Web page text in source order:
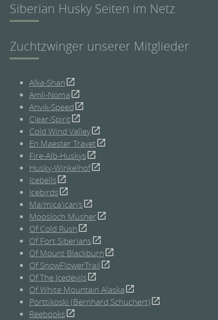
Siberian Husky Seiten im Netz
Zuchtzwinger unserer Mitglieder
Alka-Shan
Amli-Noma
Anvik-Speed
Clear-Spirit
Cold Wind Valley
En Maester Travet
Fire-Alb-Huskys
Husky-Winkelhof
Icebells
Icebirds
Mai'mica'ican's
Moosloch Musher
Of Cold Rush
Of Fort Siberians
Of Mount Blackburn
Of SnowFlowerTrail
Of The Icedevils
Of White Mountain Alaska
Porttikoski (Bernhard Schuchert)
Reebooks